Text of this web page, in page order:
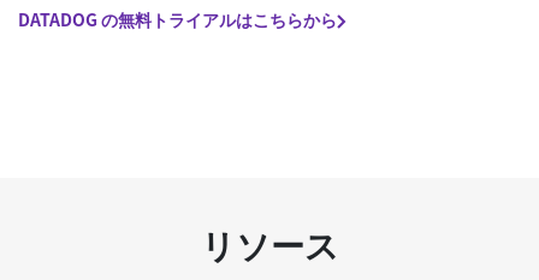
DATADOG の無料トライアルはこちらから
リソース